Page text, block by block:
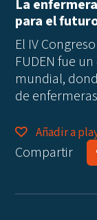
La
para el
El IV
FUDEN fue
mundial,
de
Añadir a
Compartir